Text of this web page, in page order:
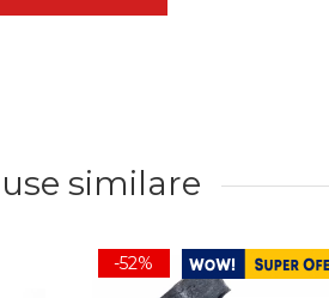
similare
-52%